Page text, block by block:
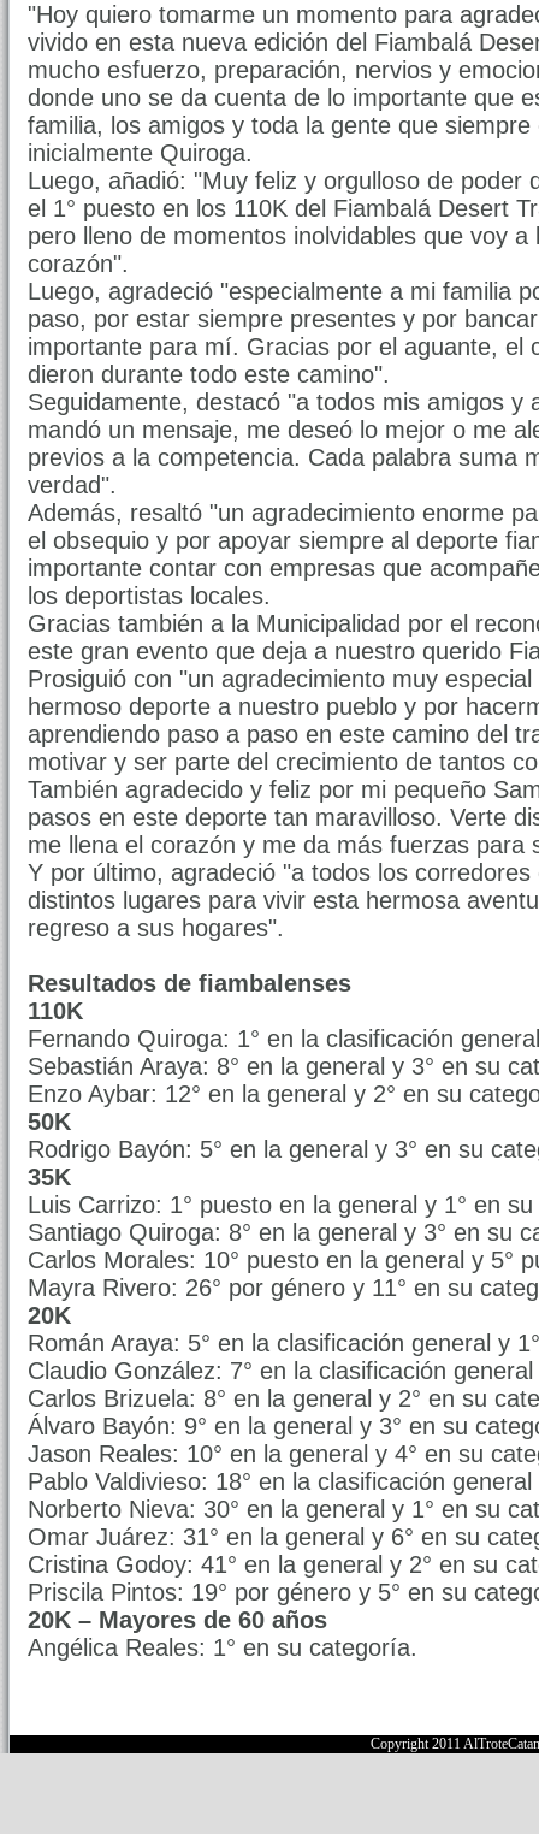
"Hoy quiero tomarme un momento para
vivido en esta nueva edición del Fiambalá
mucho esfuerzo, preparación, nervios y
donde uno se da cuenta de lo importante que
familia, los amigos y toda la gente que
inicialmente Quiroga.
Luego, añadió: "Muy feliz y orgulloso de poder
el 1° puesto en los 110K del Fiambalá Desert
pero lleno de momentos inolvidables que voy a
corazón".
Luego, agradeció "especialmente a mi familia
paso, por estar siempre presentes y por
importante para mí. Gracias por el aguante, el
dieron durante todo este camino".
Seguidamente, destacó "a todos mis amigos y
mandó un mensaje, me deseó lo mejor o me
previos a la competencia. Cada palabra suma
verdad".
Además, resaltó "un agradecimiento enorme
el obsequio y por apoyar siempre al deporte
importante contar con empresas que
los deportistas locales.
Gracias también a la Municipalidad por el
este gran evento que deja a nuestro querido
Prosiguió con "un agradecimiento muy
hermoso deporte a nuestro pueblo y por
aprendiendo paso a paso en este camino del
motivar y ser parte del crecimiento de tantos
También agradecido y feliz por mi pequeño
pasos en este deporte tan maravilloso. Verte
me llena el corazón y me da más fuerzas para
Y por último, agradeció "a todos los corredores
distintos lugares para vivir esta hermosa
regreso a sus hogares".
Resultados de fiambalenses
110K
Fernando Quiroga: 1° en la clasificación
Sebastián Araya: 8° en la general y 3° en su
Enzo Aybar: 12° en la general y 2° en su
50K
Rodrigo Bayón: 5° en la general y 3° en su
35K
Luis Carrizo: 1° puesto en la general y 1° en
Santiago Quiroga: 8° en la general y 3° en su
Carlos Morales: 10° puesto en la general y 5°
Mayra Rivero: 26° por género y 11° en su
20K
Román Araya: 5° en la clasificación general y
Claudio González: 7° en la clasificación
Carlos Brizuela: 8° en la general y 2° en su
Álvaro Bayón: 9° en la general y 3° en su
Jason Reales: 10° en la general y 4° en su
Pablo Valdivieso: 18° en la clasificación
Norberto Nieva: 30° en la general y 1° en su
Omar Juárez: 31° en la general y 6° en su
Cristina Godoy: 41° en la general y 2° en su
Priscila Pintos: 19° por género y 5° en su
20K – Mayores de 60 años
Angélica Reales: 1° en su categoría.
Copyright 2011